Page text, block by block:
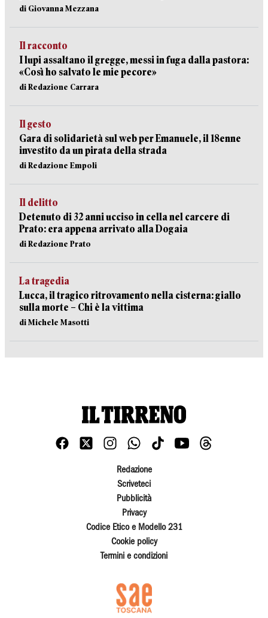
di Giovanna Mezzana
Il racconto
I lupi assaltano il gregge, messi in fuga dalla pastora:
«Così ho salvato le mie pecore»
di Redazione Carrara
Il gesto
Gara di solidarietà sul web per Emanuele, il 18enne
investito da un pirata della strada
di Redazione Empoli
Il delitto
Detenuto di 32 anni ucciso in cella nel carcere di
Prato: era appena arrivato alla Dogaia
di Redazione Prato
La tragedia
Lucca, il tragico ritrovamento nella cisterna: giallo
sulla morte – Chi è la vittima
di Michele Masotti
Redazione
Scriveteci
Pubblicità
Privacy
Codice Etico e Modello 231
Cookie policy
Termini e condizioni